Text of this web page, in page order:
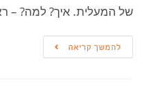
של המעלית. איך? למה? –
להמשך קריאה